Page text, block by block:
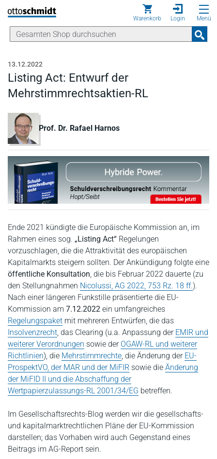
Direkt zum Inhalt
Warenkorb Login Menü
13.12.2022
Listing Act: Entwurf der
Mehrstimmrechtsaktien-RL
Prof. Dr. Rafael Harnos
Ende 2021 kündigte die Europäische Kommission an, im
Rahmen eines sog. „Listing Act“ Regelungen
vorzuschlagen, die die Attraktivität des europäischen
Kapitalmarkts steigern sollten. Der Ankündigung folgte eine
öffentliche Konsultation, die bis Februar 2022 dauerte (zu
den Stellungnahmen Nicolussi, AG 2022, 753 Rz. 18 ff.).
Nach einer längeren Funkstille präsentierte die EU-
Kommission am 7.12.2022 ein umfangreiches
Regelungspaket mit mehreren Entwürfen, die das
Insolvenzrecht, das Clearing (u.a. Anpassung der EMIR und
weiterer Verordnungen sowie der OGAW-RL und weiterer
Richtlinien), die Mehrstimmrechte, die Änderung der EU-
ProspektVO, der MAR und der MiFIR sowie die Änderung
der MiFID II und die Abschaffung der
Wertpapierzulassungs-RL 2001/34/EG betreffen.
Im Gesellschaftsrechts-Blog werden wir die gesellschafts-
und kapitalmarktrechtlichen Pläne der EU-Kommission
darstellen; das Vorhaben wird auch Gegenstand eines
Beitrags im AG-Report sein.